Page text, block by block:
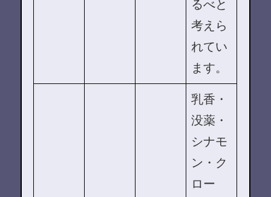
るべと
考えら
れてい
ます。
乳香・
没薬・
シナモ
ン・ク
ロー